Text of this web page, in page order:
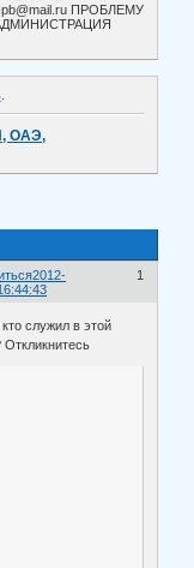
ПРОБЛЕМУ
.
ОАЭ,
1
2012-
служил в этой
Откликнитесь